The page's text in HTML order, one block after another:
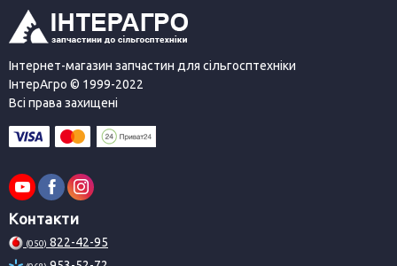
Інтернет-магазин запчастин для сільгосптехніки
ІнтерАгро © 1999-2022
Всі права захищені
Контакти
(050) 822-42-95